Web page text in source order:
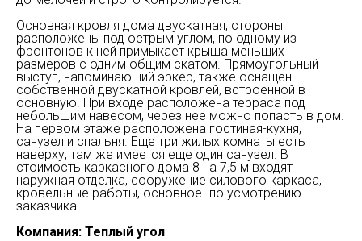
Основная кровля дома двускатная, стороны
расположены под острым углом, по одному из
фронтонов к ней примыкает крыша меньших
размеров с одним общим скатом. Прямоугольный
выступ, напоминающий эркер, также оснащен
собственной двускатной кровлей, встроенной в
основную. При входе расположена терраса под
небольшим навесом, через нее можно попасть в дом.
На первом этаже расположена гостиная-кухня,
санузел и спальня. Еще три жилых комнаты есть
наверху, там же имеется еще один санузел. В
стоимость каркасного дома 8 на 7,5 м входят
наружная отделка, сооружение силового каркаса,
кровельные работы, основное- по усмотрению
заказчика.
Компания: Теплый угол